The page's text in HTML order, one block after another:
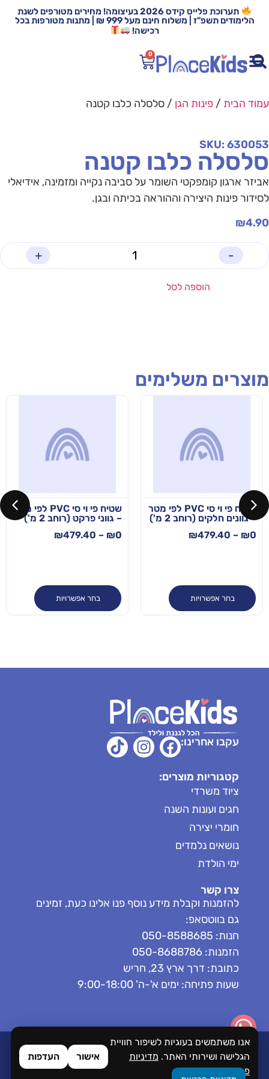
תערוכת פלייס קידס 2026 בעיצומה! מחירים מטורפים לשנת
הלימודים תשפ"ז | משלוח חינם מעל 999 ₪ | מתנות מטורפות בכל
רכישה!
0
עמוד הבית / פינות הגן / סלסלה כלבו קטנה
SKU: 630053
סלסלה כלבו קטנה
אביזר ארגון קומפקטי השומר על סביבה נקייה ומזמינה, אידיאלי
לסידור פינות היצירה וההוראה בכיתה ובגן.
₪4.90
-
+
הוספה לסל
מוצרים משלימים
שטיח פי וי סי PVC לפי מטר
– גוונים חלקים (רוחב 2 מ')
₪0
–
₪479.40
בחר אפשרויות
שטיח פי וי סי PVC לפי מטר
– גווני פרקט (רוחב 2 מ')
₪0
–
₪479.40
בחר אפשרויות
עקבו אחרינו:
קטגוריות מוצרים:
ציוד משרדי
חגים ועונות השנה
חומרי יצירה
נושאים נלמדים
ימי הולדת
צרו קשר
להזמנות וקבלת מידע נוסף פנו אלינו כעת, זמינים
גם בווטסאפ:
חנות: 050-8588685
הזמנות: 050-8688786
כתובת: דרך ארץ 23, חריש
שעות פתיחה: ימים א'-ה' 9:00-18:00
כל הזכויות שמורות לPlaceKids
אנו משתמשים בעוגיות לשיפור חוויית
הגלישה ושירותי האתר. מדיניות
פרטיות
אישור העדפות